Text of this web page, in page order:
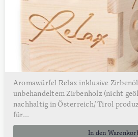
Aromawürfel Relax inklusive
unbehandeltem Zirbenholz (nicht
nachhaltig in Österreich/ Tirol
für...
In den